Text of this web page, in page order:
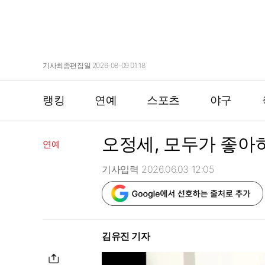
기사최종편집일 2026-08-09 01:18
랭킹 연예 스포츠 야구
연예 오정세, 모두가 좋
기사입력 2026.06.03 12:05
김유진 기자